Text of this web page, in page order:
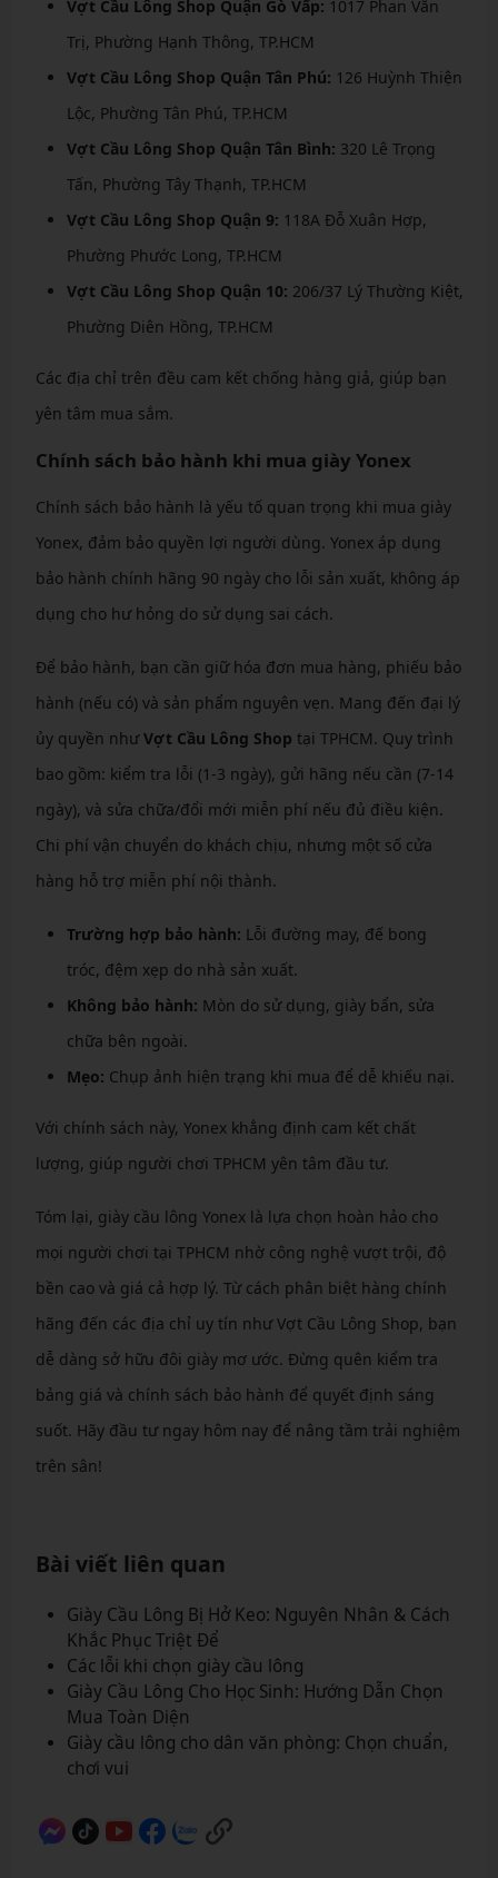
Vợt Cầu Lông Shop Quận Gò Vấp: 1017 Phan Văn
Trị, Phường Hạnh Thông, TP.HCM
Vợt Cầu Lông Shop Quận Tân Phú: 126 Huỳnh Thiện
Lộc, Phường Tân Phú, TP.HCM
Vợt Cầu Lông Shop Quận Tân Bình: 320 Lê Trọng
Tấn, Phường Tây Thạnh, TP.HCM
Vợt Cầu Lông Shop Quận 9: 118A Đỗ Xuân Hợp,
Phường Phước Long, TP.HCM
Vợt Cầu Lông Shop Quận 10: 206/37 Lý Thường Kiệt,
Phường Diên Hồng, TP.HCM
Các địa chỉ trên đều cam kết chống hàng giả, giúp bạn
yên tâm mua sắm.
Chính sách bảo hành khi mua giày Yonex
Chính sách bảo hành là yếu tố quan trọng khi mua giày
Yonex, đảm bảo quyền lợi người dùng. Yonex áp dụng
bảo hành chính hãng 90 ngày cho lỗi sản xuất, không áp
dụng cho hư hỏng do sử dụng sai cách.
Để bảo hành, bạn cần giữ hóa đơn mua hàng, phiếu bảo
hành (nếu có) và sản phẩm nguyên vẹn. Mang đến đại lý
ủy quyền nhưVợt Cầu Lông Shop tại TPHCM. Quy trình
bao gồm: kiểm tra lỗi (1-3 ngày), gửi hãng nếu cần (7-14
ngày), và sửa chữa/đổi mới miễn phí nếu đủ điều kiện.
Chi phí vận chuyển do khách chịu, nhưng một số cửa
hàng hỗ trợ miễn phí nội thành.
Trường hợp bảo hành: Lỗi đường may, đế bong
tróc, đệm xẹp do nhà sản xuất.
Không bảo hành: Mòn do sử dụng, giày bẩn, sửa
chữa bên ngoài.
Mẹo: Chụp ảnh hiện trạng khi mua để dễ khiếu nại.
Với chính sách này, Yonex khẳng định cam kết chất
lượng, giúp người chơi TPHCM yên tâm đầu tư.
Tóm lại, giày cầu lông Yonex là lựa chọn hoàn hảo cho
mọi người chơi tại TPHCM nhờ công nghệ vượt trội, độ
bền cao và giá cả hợp lý. Từ cách phân biệt hàng chính
hãng đến các địa chỉ uy tín như Vợt Cầu Lông Shop, bạn
dễ dàng sở hữu đôi giày mơ ước. Đừng quên kiểm tra
bảng giá và chính sách bảo hành để quyết định sáng
suốt. Hãy đầu tư ngay hôm nay để nâng tầm trải nghiệm
trên sân!
Bài viết liên quan
Giày Cầu Lông Bị Hở Keo: Nguyên Nhân & Cách
Khắc Phục Triệt Để
Các lỗi khi chọn giày cầu lông
Giày Cầu Lông Cho Học Sinh: Hướng Dẫn Chọn
Mua Toàn Diện
Giày cầu lông cho dân văn phòng: Chọn chuẩn,
chơi vui